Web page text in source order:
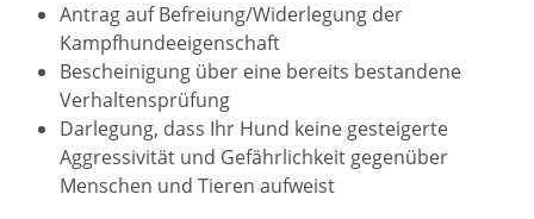
Antrag auf Befreiung/Widerlegung der
Kampfhundeeigenschaft
Bescheinigung über eine bereits bestandene
Verhaltensprüfung
Darlegung, dass Ihr Hund keine gesteigerte
Aggressivität und Gefährlichkeit gegenüber
Menschen und Tieren aufweist